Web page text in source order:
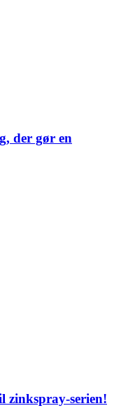
der gør en
zinkspray-serien!